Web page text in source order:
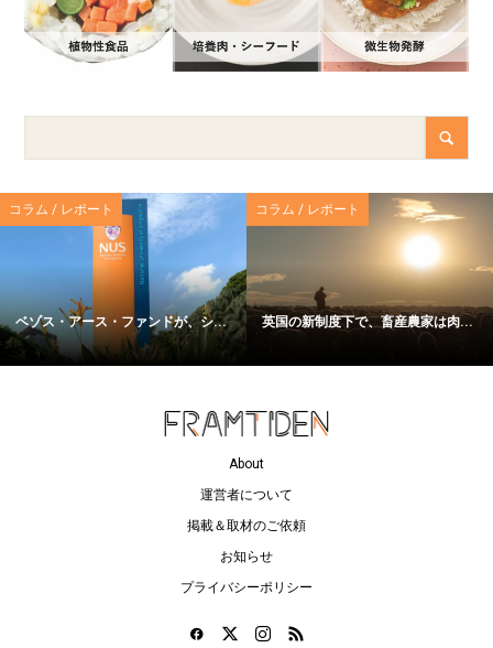
コラム / レポート
ベゾス・アース・ファンドが、シ...
コラム / レポート
英国の新制度下で、畜産農家は肉...
About
運営者について
掲載＆取材のご依頼
お知らせ
プライバシーポリシー